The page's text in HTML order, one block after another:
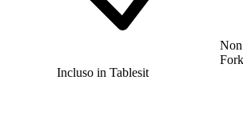
Incluso in Tablesit
Fork